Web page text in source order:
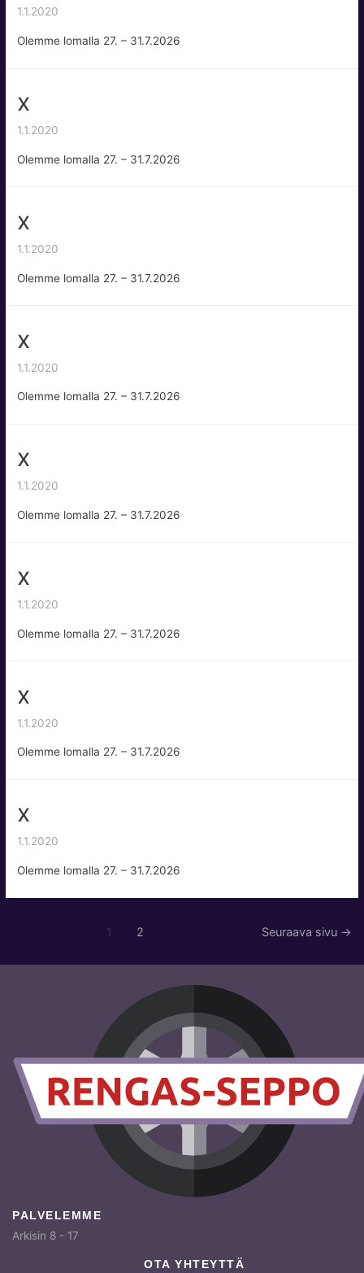
1.1.2020
Olemme lomalla 27. – 31.7.2026
x
1.1.2020
Olemme lomalla 27. – 31.7.2026
x
1.1.2020
Olemme lomalla 27. – 31.7.2026
x
1.1.2020
Olemme lomalla 27. – 31.7.2026
x
1.1.2020
Olemme lomalla 27. – 31.7.2026
x
1.1.2020
Olemme lomalla 27. – 31.7.2026
x
1.1.2020
Olemme lomalla 27. – 31.7.2026
x
1.1.2020
Olemme lomalla 27. – 31.7.2026
1 2 Seuraava sivu →
PALVELEMME
Arkisin 8 - 17
OTA YHTEYTTÄ